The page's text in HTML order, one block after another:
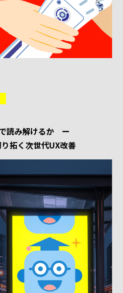
読み解けるか ー
拓く次世代UX改善